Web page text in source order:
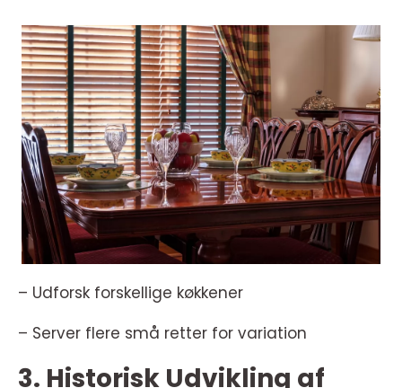
– Udforsk forskellige køkkener
– Server flere små retter for variation
3. Historisk Udvikling af